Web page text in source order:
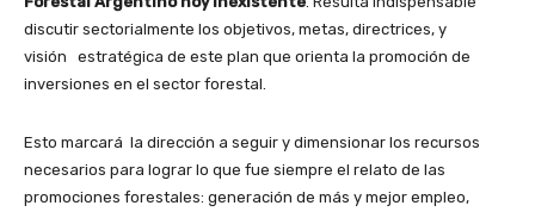
discutir sectorialmente los objetivos, metas, directrices, y
visión estratégica de este plan que orienta la promoción de
inversiones en el sector forestal.
Esto marcará la dirección a seguir y dimensionar los recursos
necesarios para lograr lo que fue siempre el relato de las
promociones forestales: generación de más y mejor empleo,